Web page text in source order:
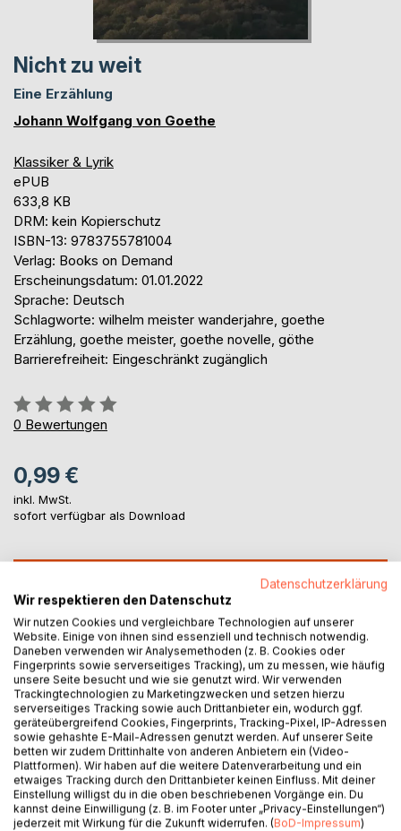
Nicht zu weit
Eine Erzählung
Johann Wolfgang von Goethe
Klassiker & Lyrik
ePUB
633,8 KB
DRM: kein Kopierschutz
ISBN-13: 9783755781004
Verlag: Books on Demand
Erscheinungsdatum: 01.01.2022
Sprache: Deutsch
Schlagworte: wilhelm meister wanderjahre, goethe
Erzählung, goethe meister, goethe novelle, göthe
Barrierefreiheit: Eingeschränkt zugänglich
Bewertung::
0%
0 Bewertungen
0,99 €
inkl. MwSt.
sofort verfügbar als Download
Auf die Merkliste
Titel bewerten
BESCHREIBUNG
Datenschutzerklärung
Wir respektieren den Datenschutz
Wir nutzen Cookies und vergleichbare Technologien auf unserer
Website. Einige von ihnen sind essenziell und technisch notwendig.
Daneben verwenden wir Analysemethoden (z. B. Cookies oder
Fingerprints sowie serverseitiges Tracking), um zu messen, wie häufig
unsere Seite besucht und wie sie genutzt wird. Wir verwenden
Trackingtechnologien zu Marketingzwecken und setzen hierzu
serverseitiges Tracking sowie auch Drittanbieter ein, wodurch ggf.
geräteübergreifend Cookies, Fingerprints, Tracking-Pixel, IP-Adressen
sowie gehashte E-Mail-Adressen genutzt werden. Auf unserer Seite
betten wir zudem Drittinhalte von anderen Anbietern ein (Video-
Plattformen). Wir haben auf die weitere Datenverarbeitung und ein
etwaiges Tracking durch den Drittanbieter keinen Einfluss. Mit deiner
Einstellung willigst du in die oben beschriebenen Vorgänge ein. Du
kannst deine Einwilligung (z. B. im Footer unter „Privacy-Einstellungen“)
jederzeit mit Wirkung für die Zukunft widerrufen. (BoD-Impressum)